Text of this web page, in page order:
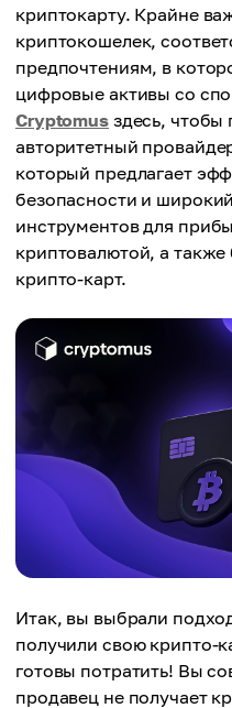
криптокарту. Крайне
криптокошелек,
предпочтениям, в
цифровые активы со
Cryptomusздесь, чтобы
авторитетный
который предлагает
безопасности и
инструментов для
криптовалютой, а
крипто-карт.
Итак, вы выбрали
получили свою крипто-
готовы потратить! Вы
продавец не получает